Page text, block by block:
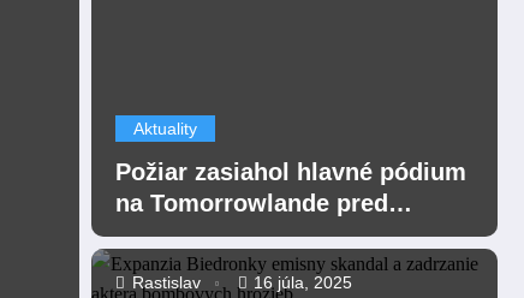
Aktuality
Požiar zasiahol hlavné pódium
na Tomorrowlande pred
festivalom
Rastislav 16 júla, 2025